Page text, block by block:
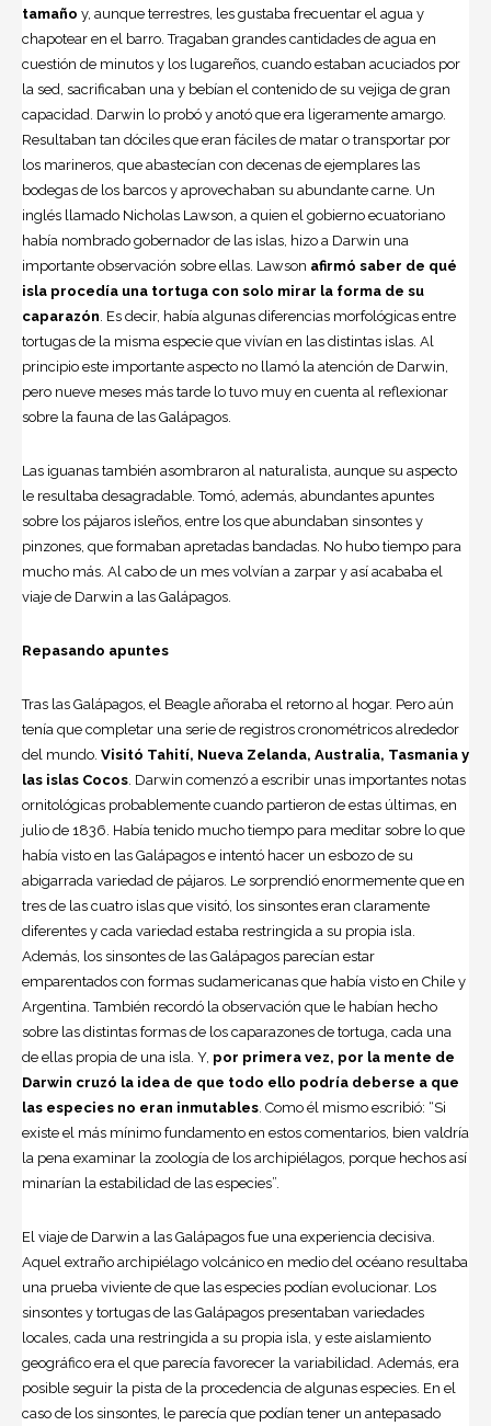
tamaño y, aunque terrestres, les gustaba frecuentar el agua y
chapotear en el barro. Tragaban grandes cantidades de agua en
cuestión de minutos y los lugareños, cuando estaban acuciados por
la sed, sacrificaban una y bebían el contenido de su vejiga de gran
capacidad. Darwin lo probó y anotó que era ligeramente amargo.
Resultaban tan dóciles que eran fáciles de matar o transportar por
los marineros, que abastecían con decenas de ejemplares las
bodegas de los barcos y aprovechaban su abundante carne. Un
inglés llamado Nicholas Lawson, a quien el gobierno ecuatoriano
había nombrado gobernador de las islas, hizo a Darwin una
importante observación sobre ellas. Lawson afirmó saber de qué
isla procedía una tortuga con solo mirar la forma de su
caparazón. Es decir, había algunas diferencias morfológicas entre
tortugas de la misma especie que vivían en las distintas islas. Al
principio este importante aspecto no llamó la atención de Darwin,
pero nueve meses más tarde lo tuvo muy en cuenta al reflexionar
sobre la fauna de las Galápagos.
Las iguanas también asombraron al naturalista, aunque su aspecto
le resultaba desagradable. Tomó, además, abundantes apuntes
sobre los pájaros isleños, entre los que abundaban sinsontes y
pinzones, que formaban apretadas bandadas. No hubo tiempo para
mucho más. Al cabo de un mes volvían a zarpar y así acababa el
viaje de Darwin a las Galápagos.
Repasando apuntes
Tras las Galápagos, el Beagle añoraba el retorno al hogar. Pero aún
tenía que completar una serie de registros cronométricos alrededor
del mundo. Visitó Tahití, Nueva Zelanda, Australia, Tasmania y
las islas Cocos. Darwin comenzó a escribir unas importantes notas
ornitológicas probablemente cuando partieron de estas últimas, en
julio de 1836. Había tenido mucho tiempo para meditar sobre lo que
había visto en las Galápagos e intentó hacer un esbozo de su
abigarrada variedad de pájaros. Le sorprendió enormemente que en
tres de las cuatro islas que visitó, los sinsontes eran claramente
diferentes y cada variedad estaba restringida a su propia isla.
Además, los sinsontes de las Galápagos parecían estar
emparentados con formas sudamericanas que había visto en Chile y
Argentina. También recordó la observación que le habían hecho
sobre las distintas formas de los caparazones de tortuga, cada una
de ellas propia de una isla. Y, por primera vez, por la mente de
Darwin cruzó la idea de que todo ello podría deberse a que
las especies no eran inmutables. Como él mismo escribió: “Si
existe el más mínimo fundamento en estos comentarios, bien valdría
la pena examinar la zoología de los archipiélagos, porque hechos así
minarían la estabilidad de las especies”.
El viaje de Darwin a las Galápagos fue una experiencia decisiva.
Aquel extraño archipiélago volcánico en medio del océano resultaba
una prueba viviente de que las especies podían evolucionar. Los
sinsontes y tortugas de las Galápagos presentaban variedades
locales, cada una restringida a su propia isla, y este aislamiento
geográfico era el que parecía favorecer la variabilidad. Además, era
posible seguir la pista de la procedencia de algunas especies. En el
caso de los sinsontes, le parecía que podían tener un antepasado